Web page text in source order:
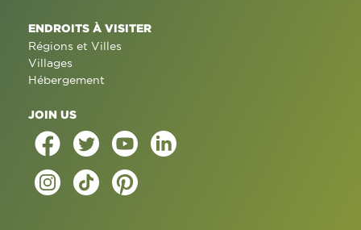
ENDROITS À VISITER
Régions et Villes
Villages
Hébergement
JOIN US